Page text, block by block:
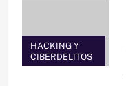
HACKING Y
CIBERDELITOS